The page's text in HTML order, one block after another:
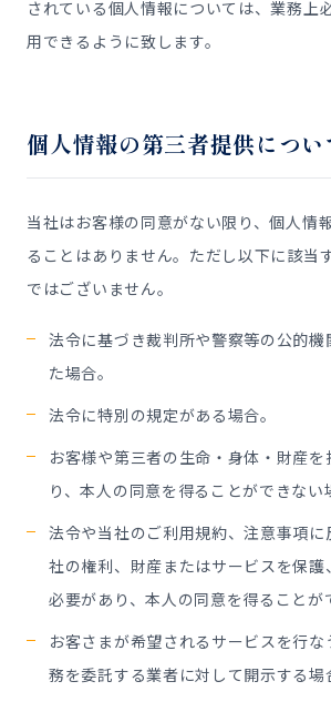
されている個人情報については、業務上
用できるように致します。
個人情報の第三者提供につい
当社はお客様の同意がない限り、個人情
ることはありません。ただし以下に該当
ではございません。
法令に基づき裁判所や警察等の公的機
た場合。
法令に特別の規定がある場合。
お客様や第三者の生命・身体・財産
り、本人の同意を得ることができない
法令や当社のご利用規約、注意事項に
社の権利、財産またはサービスを保護
必要があり、本人の同意を得ることが
お客さまが希望されるサービスを行
務を委託する業者に対して開示する場